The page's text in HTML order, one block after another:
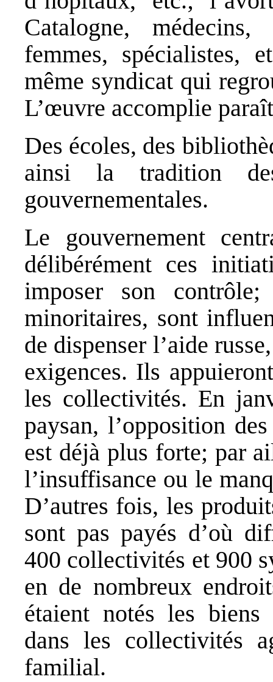
Catalogne,
femmes, spécialistes,
même syndicat qui
L’œuvre accomplie
Des écoles, des
ainsi la tradition
gouvernementales.
Le gouvernement
délibérément ces
imposer son
minoritaires, sont
de dispenser l’aide
exigences. Ils
les collectivités. En
paysan, l’opposition
est déjà plus forte; par
l’insuffisance ou le
D’autres fois, les
sont pas payés d’où
400 collectivités et 900
en de nombreux
étaient notés les biens
dans les collectivités
familial.